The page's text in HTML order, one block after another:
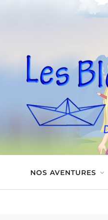
NOS AVENTURES